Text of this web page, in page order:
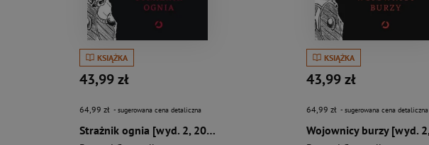
KSIĄŻKA
43,99 zł
64,99 zł - sugerowana cena detaliczna
Strażnik ognia [wyd. 2, 2023]
KSIĄŻKA
43,99 zł
64,99 zł - sugerowana cena detaliczna